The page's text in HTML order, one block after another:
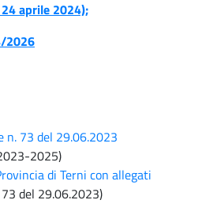
aprile 2024);
2026
n. 73 del 29.06.2023
2025)
di Terni con allegati
del 29.06.2023)